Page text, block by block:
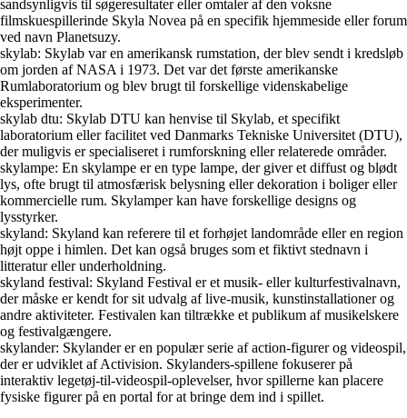
sandsynligvis til søgeresultater eller omtaler af den voksne
filmskuespillerinde Skyla Novea på en specifik hjemmeside eller forum
ved navn Planetsuzy.
skylab: Skylab var en amerikansk rumstation, der blev sendt i kredsløb
om jorden af NASA i 1973. Det var det første amerikanske
Rumlaboratorium og blev brugt til forskellige videnskabelige
eksperimenter.
skylab dtu: Skylab DTU kan henvise til Skylab, et specifikt
laboratorium eller facilitet ved Danmarks Tekniske Universitet (DTU),
der muligvis er specialiseret i rumforskning eller relaterede områder.
skylampe: En skylampe er en type lampe, der giver et diffust og blødt
lys, ofte brugt til atmosfærisk belysning eller dekoration i boliger eller
kommercielle rum. Skylamper kan have forskellige designs og
lysstyrker.
skyland: Skyland kan referere til et forhøjet landområde eller en region
højt oppe i himlen. Det kan også bruges som et fiktivt stednavn i
litteratur eller underholdning.
skyland festival: Skyland Festival er et musik- eller kulturfestivalnavn,
der måske er kendt for sit udvalg af live-musik, kunstinstallationer og
andre aktiviteter. Festivalen kan tiltrække et publikum af musikelskere
og festivalgængere.
skylander: Skylander er en populær serie af action-figurer og videospil,
der er udviklet af Activision. Skylanders-spillene fokuserer på
interaktiv legetøj-til-videospil-oplevelser, hvor spillerne kan placere
fysiske figurer på en portal for at bringe dem ind i spillet.